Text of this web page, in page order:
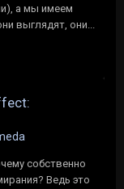
а мы имеем
выглядят, они...
собственно
Ведь это